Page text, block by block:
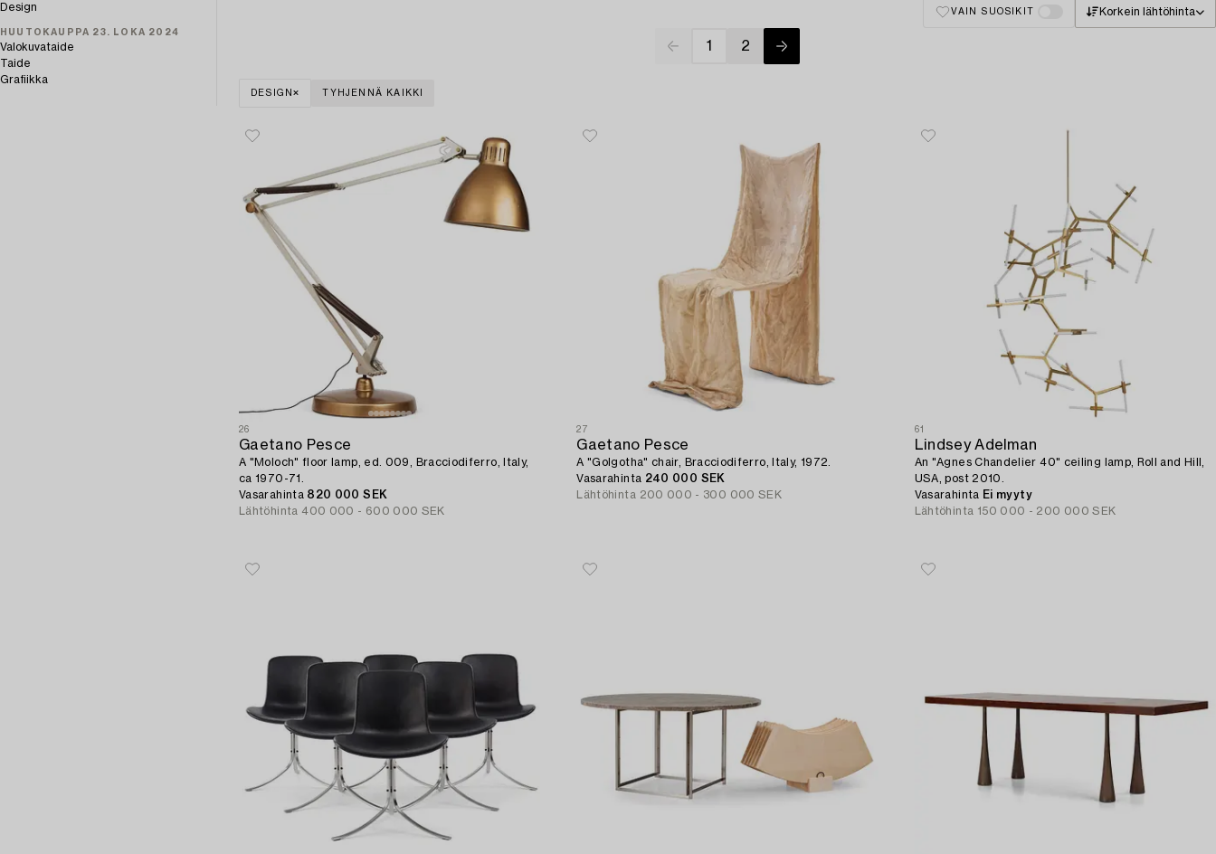
Design
HUUTOKAUPPA 23. LOKA 2024
Valokuvataide
Taide
Grafiikka
VAIN SUOSIKIT Korkein lähtöhinta
1 2
DESIGN TYHJENNÄ KAIKKI
26
Gaetano Pesce
A "Moloch" floor lamp, ed. 009, Bracciodiferro, Italy,
ca 1970-71.
Vasarahinta 820 000 SEK
Lähtöhinta 400 000 - 600 000 SEK
27
Gaetano Pesce
A "Golgotha" chair, Bracciodiferro, Italy, 1972.
Vasarahinta 240 000 SEK
Lähtöhinta 200 000 - 300 000 SEK
61
Lindsey Adelman
An "Agnes Chandelier 40" ceiling lamp, Roll and Hill,
USA, post 2010.
Vasarahinta Ei myyty
Lähtöhinta 150 000 - 200 000 SEK